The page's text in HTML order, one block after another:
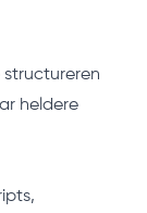
heldere